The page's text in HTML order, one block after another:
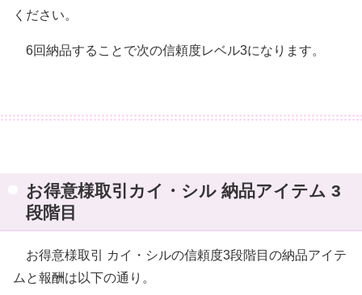
ください。
6回納品することで次の信頼度レベル3になります。
お得意様取引カイ・シル 納品アイテム 3
段階目
お得意様取引 カイ・シルの信頼度3段階目の納品アイテ
ムと報酬は以下の通り。